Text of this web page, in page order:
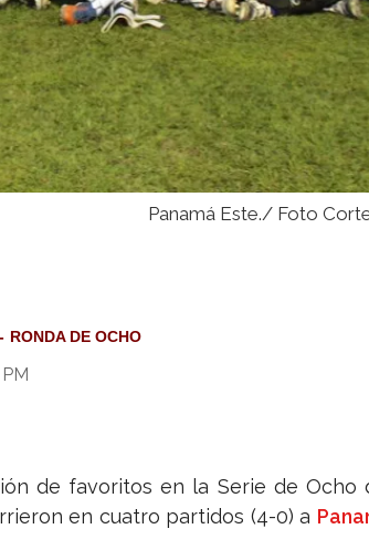
Panamá Este./ Foto
RONDA DE OCHO
de favoritos en la Serie de Ocho
en cuatro partidos (4-0) a